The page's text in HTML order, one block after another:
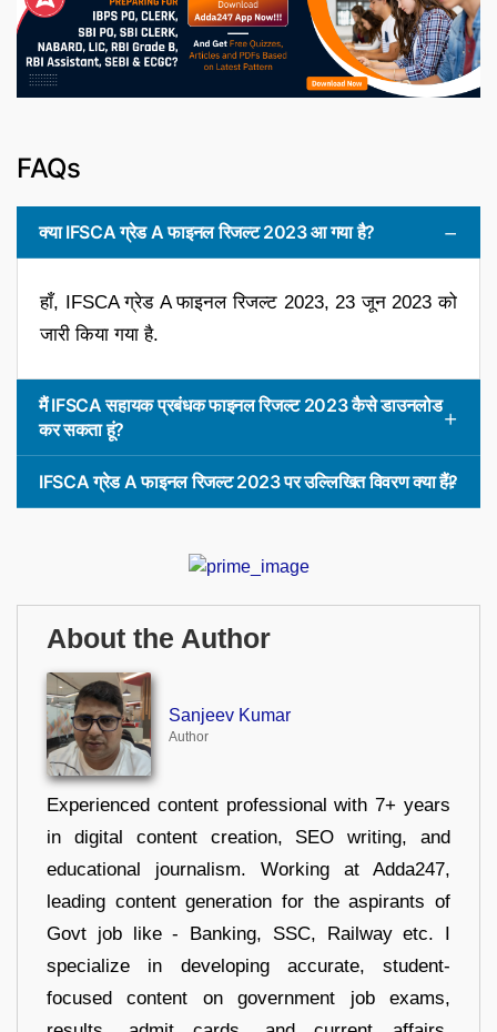
FAQs
क्या IFSCA ग्रेड A फाइनल रिजल्ट 2023 आ गया है?
हाँ, IFSCA ग्रेड A फाइनल रिजल्ट 2023, 23 जून 2023 को
जारी किया गया है.
मैं IFSCA सहायक प्रबंधक फाइनल रिजल्ट 2023 कैसे डाउनलोड
कर सकता हूं?
IFSCA ग्रेड A फाइनल रिजल्ट 2023 पर उल्लिखित विवरण क्या हैं?
About the Author
Sanjeev Kumar
Author
Experienced content professional with 7+ years
in digital content creation, SEO writing, and
educational journalism. Working at Adda247,
leading content generation for the aspirants of
Govt job like - Banking, SSC, Railway etc. I
specialize in developing accurate, student-
focused content on government job exams,